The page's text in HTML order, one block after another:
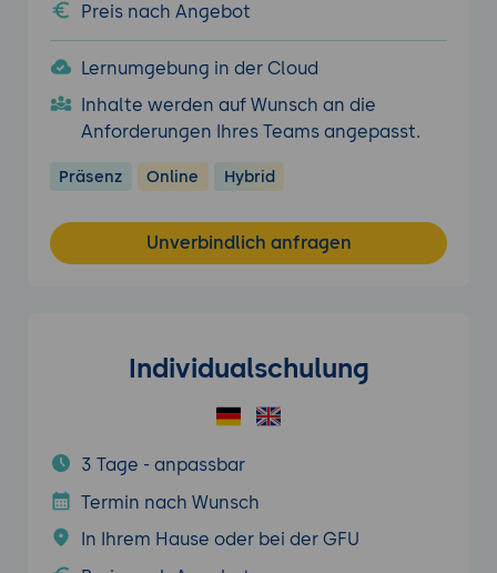
Preis nach Angebot
Lernumgebung in der Cloud
Inhalte werden auf Wunsch an die
Anforderungen Ihres Teams angepasst.
Präsenz Online Hybrid
Unverbindlich anfragen
Individualschulung
3 Tage - anpassbar
Termin nach Wunsch
In Ihrem Hause oder bei der GFU